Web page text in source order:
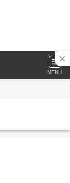
MENU